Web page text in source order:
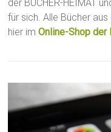
der BÜCHER-HEIMAT
für sich. Alle Bücher
hier imOnline-Shop der